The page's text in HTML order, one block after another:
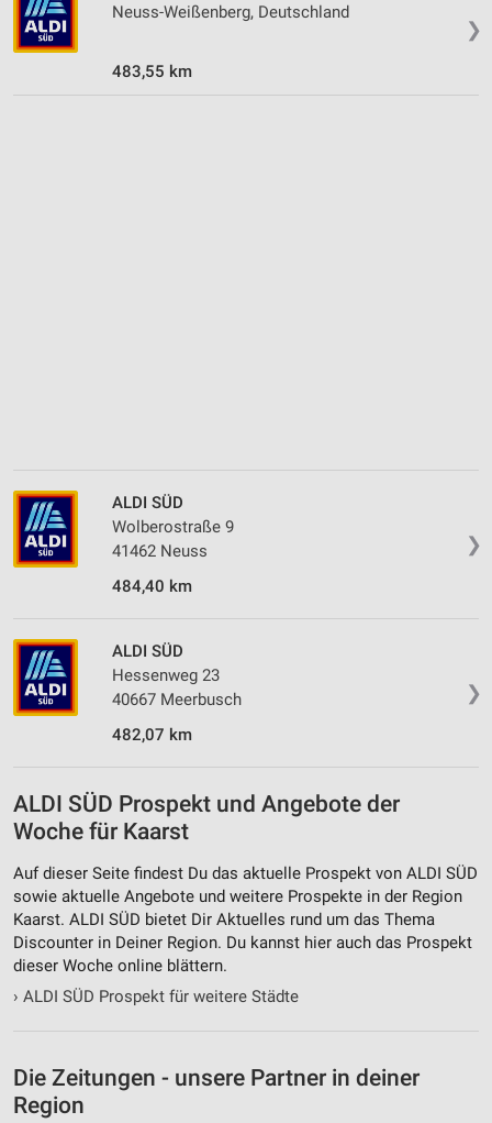
❯
Neuss-Weißenberg, Deutschland
483,55 km
❯
ALDI SÜD
Wolberostraße 9
41462 Neuss
484,40 km
❯
ALDI SÜD
Hessenweg 23
40667 Meerbusch
482,07 km
ALDI SÜD Prospekt und Angebote der
Woche für Kaarst
Auf dieser Seite findest Du das aktuelle Prospekt von ALDI SÜD
sowie aktuelle Angebote und weitere Prospekte in der Region
Kaarst. ALDI SÜD bietet Dir Aktuelles rund um das Thema
Discounter in Deiner Region. Du kannst hier auch das Prospekt
dieser Woche online blättern.
› ALDI SÜD Prospekt für weitere Städte
Die Zeitungen - unsere Partner in deiner
Region